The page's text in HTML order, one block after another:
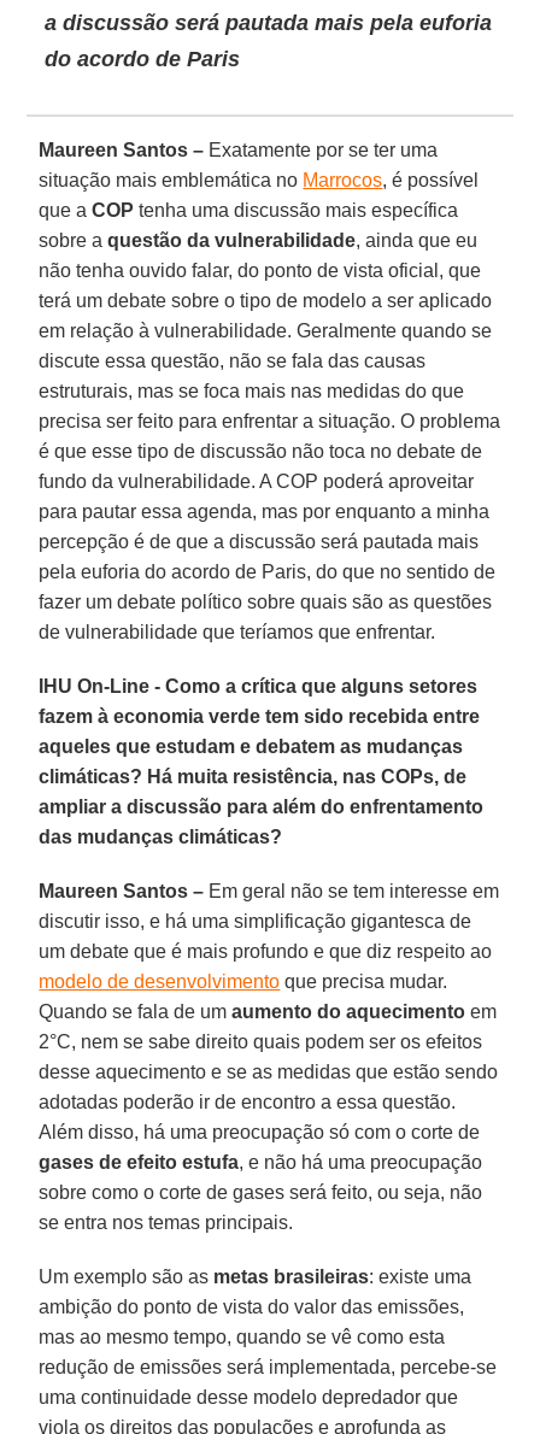
a discussão será pautada mais pela euforia
do acordo de Paris
Maureen Santos – Exatamente por se ter uma
situação mais emblemática no Marrocos, é possível
que aCOP tenha uma discussão mais específica
sobre aquestão da vulnerabilidade, ainda que eu
não tenha ouvido falar, do ponto de vista oficial, que
terá um debate sobre o tipo de modelo a ser aplicado
em relação à vulnerabilidade. Geralmente quando se
discute essa questão, não se fala das causas
estruturais, mas se foca mais nas medidas do que
precisa ser feito para enfrentar a situação. O problema
é que esse tipo de discussão não toca no debate de
fundo da vulnerabilidade. A COP poderá aproveitar
para pautar essa agenda, mas por enquanto a minha
percepção é de que a discussão será pautada mais
pela euforia do acordo de Paris, do que no sentido de
fazer um debate político sobre quais são as questões
de vulnerabilidade que teríamos que enfrentar.
IHU On-Line - Como a crítica que alguns setores
fazem à economia verde tem sido recebida entre
aqueles que estudam e debatem as mudanças
climáticas? Há muita resistência, nas COPs, de
ampliar a discussão para além do enfrentamento
das mudanças climáticas?
Maureen Santos – Em geral não se tem interesse em
discutir isso, e há uma simplificação gigantesca de
um debate que é mais profundo e que diz respeito ao
modelo de desenvolvimento que precisa mudar.
Quando se fala de umaumento do aquecimento em
2°C, nem se sabe direito quais podem ser os efeitos
desse aquecimento e se as medidas que estão sendo
adotadas poderão ir de encontro a essa questão.
Além disso, há uma preocupação só com o corte de
gases de efeito estufa, e não há uma preocupação
sobre como o corte de gases será feito, ou seja, não
se entra nos temas principais.
Um exemplo são as metas brasileiras: existe uma
ambição do ponto de vista do valor das emissões,
mas ao mesmo tempo, quando se vê como esta
redução de emissões será implementada, percebe-se
uma continuidade desse modelo depredador que
viola os direitos das populações e aprofunda as